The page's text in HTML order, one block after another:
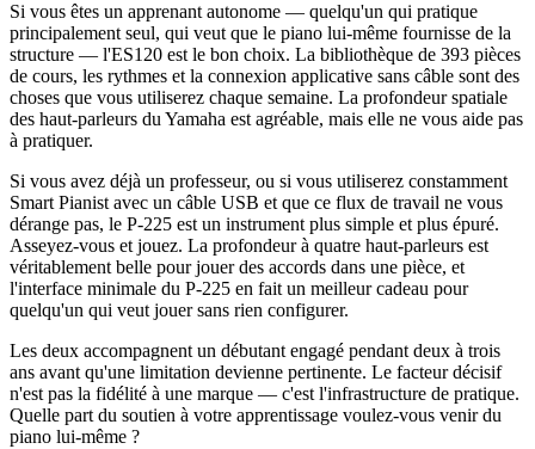
Si vous êtes un apprenant autonome — quelqu'un qui pratique
principalement seul, qui veut que le piano lui-même fournisse de la
structure — l'ES120 est le bon choix. La bibliothèque de 393 pièces
de cours, les rythmes et la connexion applicative sans câble sont des
choses que vous utiliserez chaque semaine. La profondeur spatiale
des haut-parleurs du Yamaha est agréable, mais elle ne vous aide pas
à pratiquer.
Si vous avez déjà un professeur, ou si vous utiliserez constamment
Smart Pianist avec un câble USB et que ce flux de travail ne vous
dérange pas, le P-225 est un instrument plus simple et plus épuré.
Asseyez-vous et jouez. La profondeur à quatre haut-parleurs est
véritablement belle pour jouer des accords dans une pièce, et
l'interface minimale du P-225 en fait un meilleur cadeau pour
quelqu'un qui veut jouer sans rien configurer.
Les deux accompagnent un débutant engagé pendant deux à trois
ans avant qu'une limitation devienne pertinente. Le facteur décisif
n'est pas la fidélité à une marque — c'est l'infrastructure de pratique.
Quelle part du soutien à votre apprentissage voulez-vous venir du
piano lui-même ?